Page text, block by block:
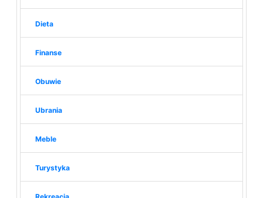
Dieta
Finanse
Obuwie
Ubrania
Meble
Turystyka